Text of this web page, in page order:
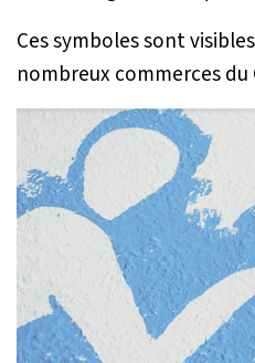
Ces symboles sont
nombreux commerces du